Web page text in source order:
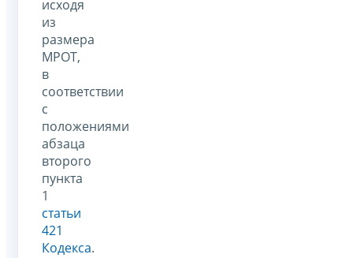
исходя
из
размера
МРОТ,
в
соответствии
с
положениями
абзаца
второго
пункта
1
статьи
421
Кодекса.